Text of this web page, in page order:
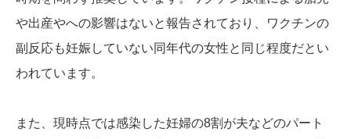
や出産やへの影響はないと報告されており、ワクチンの
副反応も妊娠していない同年代の女性と同じ程度だとい
われています。
また、現時点では感染した妊婦の8割が夫などのパート